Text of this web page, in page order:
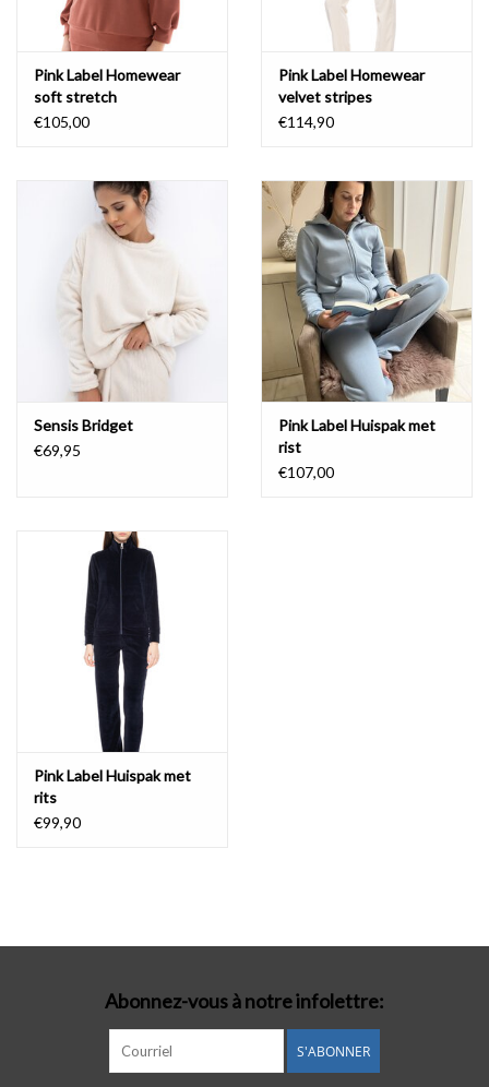
Pink Label Homewear
soft stretch
€105,00
Pink Label Homewear
velvet stripes
€114,90
Sensis Bridget
€69,95
Pink Label Huispak met
rist
€107,00
Pink Label Huispak met
rits
€99,90
Abonnez-vous à notre infolettre:
S'ABONNER